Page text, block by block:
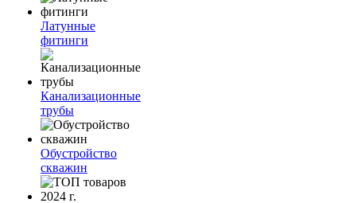
Латунные
фитинги
Канализационные
трубы
Обустройство
скважин